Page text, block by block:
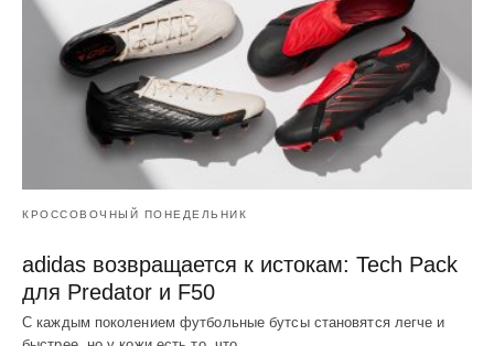
КРОССОВОЧНЫЙ ПОНЕДЕЛЬНИК
adidas возвращается к истокам: Tech Pack
для Predator и F50
С каждым поколением футбольные бутсы становятся легче и